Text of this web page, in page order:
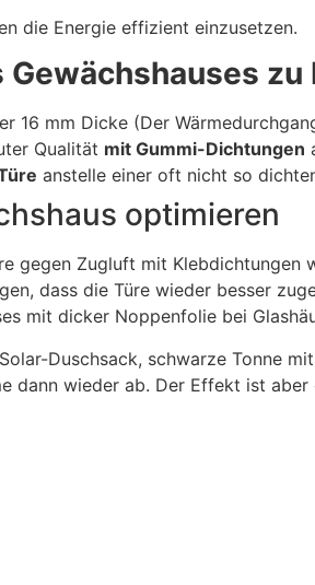
die Energie effizient einzusetzen.
Gewächshauses zu
16 mm Dicke (Der
Qualität mit Gummi-Dichtungen
anstelle einer oft nicht so
optimieren
gegen Zugluft mit
dass die Türe wieder besser
mit dicker Noppenfolie bei
Duschsack, schwarze Tonne
dann wieder ab. Der Effekt ist